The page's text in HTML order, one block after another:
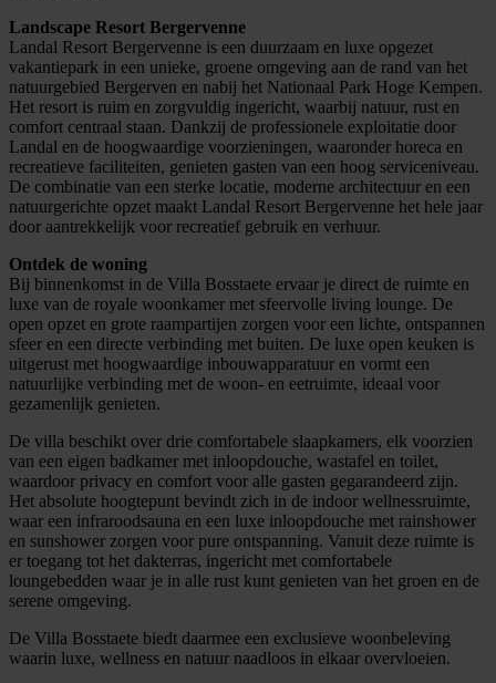
Landscape Resort Bergervenne
Landal Resort Bergervenne is een duurzaam en luxe opgezet
vakantiepark in een unieke, groene omgeving aan de rand van het
natuurgebied Bergerven en nabij het Nationaal Park Hoge Kempen.
Het resort is ruim en zorgvuldig ingericht, waarbij natuur, rust en
comfort centraal staan. Dankzij de professionele exploitatie door
Landal en de hoogwaardige voorzieningen, waaronder horeca en
recreatieve faciliteiten, genieten gasten van een hoog serviceniveau.
De combinatie van een sterke locatie, moderne architectuur en een
natuurgerichte opzet maakt Landal Resort Bergervenne het hele jaar
door aantrekkelijk voor recreatief gebruik en verhuur.
Ontdek de woning
Bij binnenkomst in de Villa Bosstaete ervaar je direct de ruimte en
luxe van de royale woonkamer met sfeervolle living lounge. De
open opzet en grote raampartijen zorgen voor een lichte, ontspannen
sfeer en een directe verbinding met buiten. De luxe open keuken is
uitgerust met hoogwaardige inbouwapparatuur en vormt een
natuurlijke verbinding met de woon- en eetruimte, ideaal voor
gezamenlijk genieten.
De villa beschikt over drie comfortabele slaapkamers, elk voorzien
van een eigen badkamer met inloopdouche, wastafel en toilet,
waardoor privacy en comfort voor alle gasten gegarandeerd zijn.
Het absolute hoogtepunt bevindt zich in de indoor wellnessruimte,
waar een infraroodsauna en een luxe inloopdouche met rainshower
en sunshower zorgen voor pure ontspanning. Vanuit deze ruimte is
er toegang tot het dakterras, ingericht met comfortabele
loungebedden waar je in alle rust kunt genieten van het groen en de
serene omgeving.
De Villa Bosstaete biedt daarmee een exclusieve woonbeleving
waarin luxe, wellness en natuur naadloos in elkaar overvloeien.